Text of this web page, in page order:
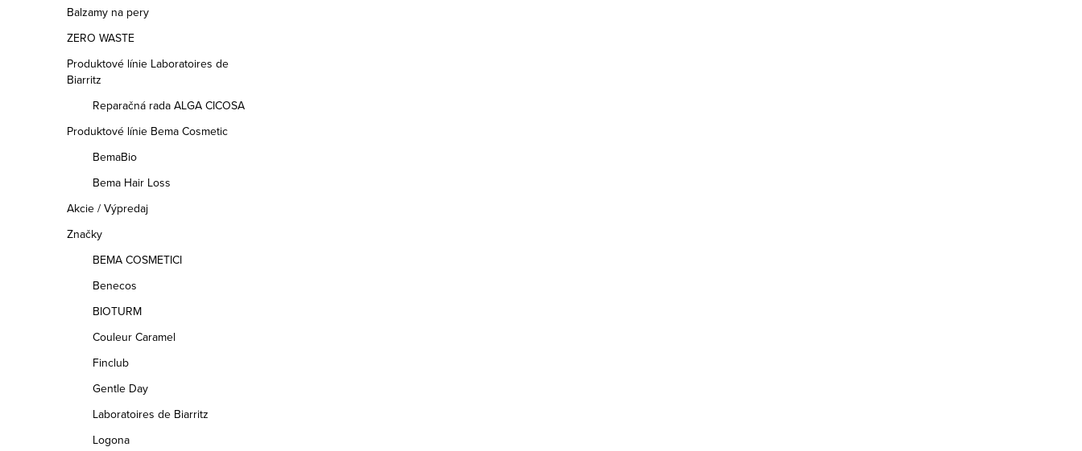
Balzamy na pery
ZERO WASTE
Produktové línie Laboratoires de
Biarritz
Reparačná rada ALGA CICOSA
Produktové línie Bema Cosmetic
BemaBio
Bema Hair Loss
Akcie / Výpredaj
Značky
BEMA COSMETICI
Benecos
BIOTURM
Couleur Caramel
Finclub
Gentle Day
Laboratoires de Biarritz
Logona